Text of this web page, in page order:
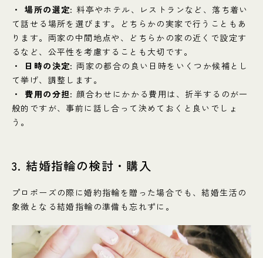
場所の選定: 料亭やホテル、レストランなど、落ち着い
て話せる場所を選びます。どちらかの実家で行うこともあ
ります。両家の中間地点や、どちらかの家の近くで設定す
るなど、公平性を考慮することも大切です。
日時の決定: 両家の都合の良い日時をいくつか候補とし
て挙げ、調整します。
費用の分担: 顔合わせにかかる費用は、折半するのが一
般的ですが、事前に話し合って決めておくと良いでしょ
う。
3. 結婚指輪の検討・購入
プロポーズの際に婚約指輪を贈った場合でも、結婚生活の
象徴となる結婚指輪の準備も忘れずに。